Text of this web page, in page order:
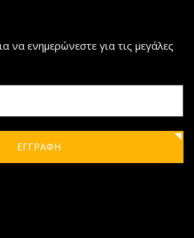
να ενημερώνεστε για τις μεγάλες
ΕΓΓΡΑΦΗ